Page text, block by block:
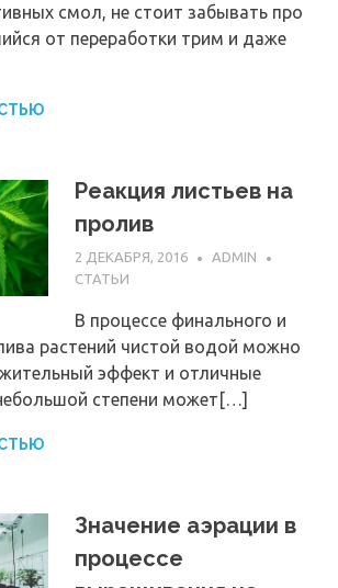
смол, не стоит забывать про
от переработки трим и даже
Реакция листьев на
пролив
2 ДЕКАБРЯ, 2016
ADMIN
СТАТЬИ
В процессе финального и
растений чистой водой можно
эффект и отличные
степени может[…]
Значение аэрации в
процессе